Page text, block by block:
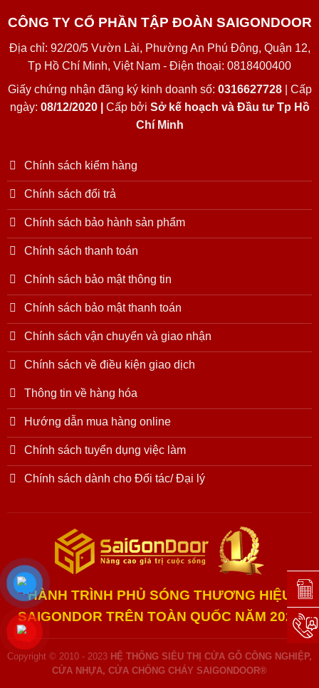
CÔNG TY CỔ PHẦN TẬP ĐOÀN SAIGONDOOR
Địa chỉ: 92/20/5 Vườn Lài, Phường An Phú Đông, Quận 12,
Tp Hồ Chí Minh, Việt Nam - Điện thoại: 0818400400
Giấy chứng nhận đăng ký kinh doanh số: 0316627728| Cấp
ngày: 08/12/2020 | Cấp bởi Sở kế hoạch và Đầu tư Tp Hồ
Chí Minh
Chính sách kiểm hàng
Chính sách đổi trả
Chính sách bảo hành sản phẩm
Chính sách thanh toán
Chính sách bảo mật thông tin
Chính sách bảo mật thanh toán
Chính sách vận chuyển và giao nhận
Chính sách về điều kiện giao dịch
Thông tin về hàng hóa
Hướng dẫn mua hàng online
Chính sách tuyển dụng việc làm
Chính sách dành cho Đối tác/ Đại lý
HÀNH TRÌNH PHỦ SÓNG THƯƠNG HIỆU
SAIGONDOR TRÊN TOÀN QUỐC NĂM 2025
Copyright © 2010 - 2023 HỆ THỐNG SIÊU THỊ CỬA GỖ CÔNG NGHIỆP,
CỬA NHỰA, CỬA CHỐNG CHÁY SAIGONDOOR®
Đặt